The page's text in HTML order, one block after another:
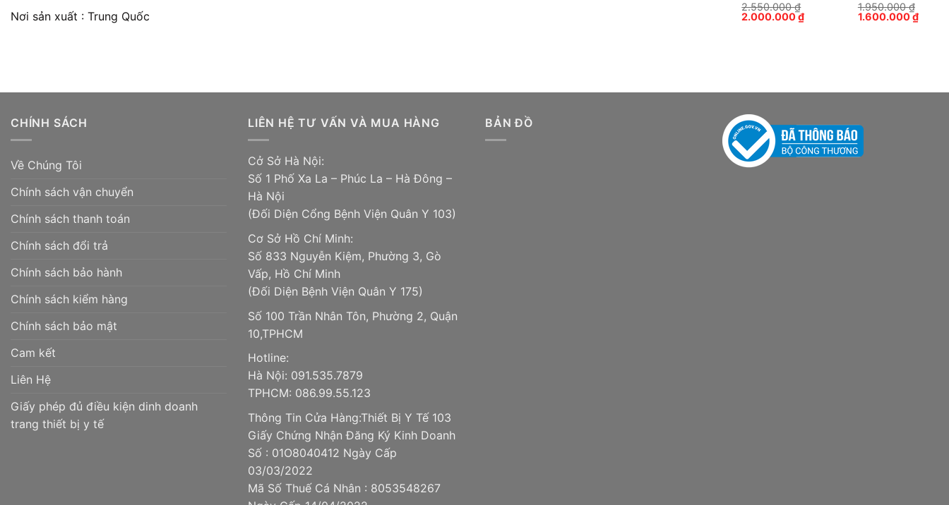
Nơi sản xuất : Trung Quốc
2.550.000₫
Giá
2.000.000₫Giá
1.950.000₫
Giá
1.600.000₫Giá
hiện
CHÍNH SÁCH
Về Chúng Tôi
Chính sách vận chuyển
Chính sách thanh toán
Chính sách đổi trả
Chính sách bảo hành
Chính sách kiểm hàng
Chính sách bảo mật
Cam kết
Liên Hệ
Giấy phép đủ điều kiện dinh doanh
trang thiết bị y tế
LIÊN HỆ TƯ VẤN VÀ MUA HÀNG
Cở Sở Hà Nội:
Số 1 Phố Xa La – Phúc La – Hà Đông –
Hà Nội
(Đối Diện Cổng Bệnh Viện Quân Y 103)
Cơ Sở Hồ Chí Minh:
Số 833 Nguyễn Kiệm, Phường 3, Gò
Vấp, Hồ Chí Minh
(Đối Diện Bệnh Viện Quân Y 175)
Số 100 Trần Nhân Tôn, Phường 2, Quận
10,TPHCM
Hotline:
Hà Nội: 091.535.7879
TPHCM: 086.99.55.123
Thông Tin Cửa Hàng:Thiết Bị Y Tế 103
Giấy Chứng Nhận Đăng Ký Kinh Doanh
Số : 01O8040412 Ngày Cấp
03/03/2022
Mã Số Thuế Cá Nhân : 8053548267
BẢN ĐỒ